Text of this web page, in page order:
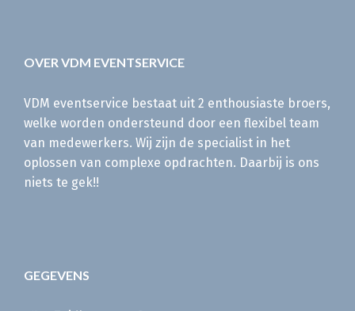
OVER VDM EVENTSERVICE
VDM eventservice bestaat uit 2 enthousiaste broers,
welke worden ondersteund door een flexibel team
van medewerkers. Wij zijn de specialist in het
oplossen van complexe opdrachten. Daarbij is ons
niets te gek!!
GEGEVENS